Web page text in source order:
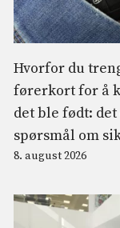
Hvorfor du
førerkort for å
det ble født:
spørsmål om
8. august 2026